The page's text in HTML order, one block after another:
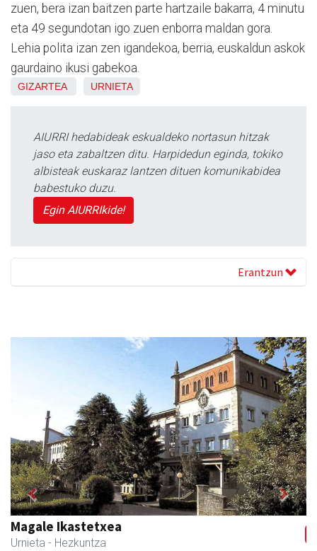
zuen, bera izan baitzen parte hartzaile bakarra, 4 minutu
eta 49 segundotan igo zuen enborra maldan gora.
Lehia polita izan zen igandekoa, berria, euskaldun askok
gaurdaino ikusi gabekoa.
GIZARTEA URNIETA
AIURRI hedabideak eskualdeko nortasun hitzak
jaso eta zabaltzen ditu. Harpidedun eginda, tokiko
albisteak euskaraz lantzen dituen komunikabidea
babestuko duzu.
Egin AIURRIkide!
Erantzun
Magale Ikastetxea
Urnieta - Hezkuntza
Previous Next